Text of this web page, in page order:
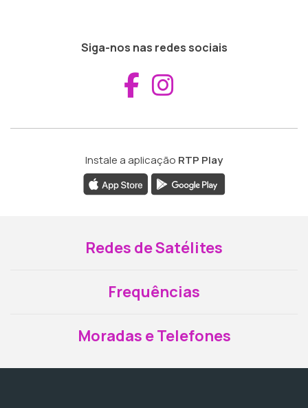
Siga-nos nas redes sociais
Aceder ao
Instale a aplicação RTP Play
Redes de Satélites
Frequências
Moradas e Telefones